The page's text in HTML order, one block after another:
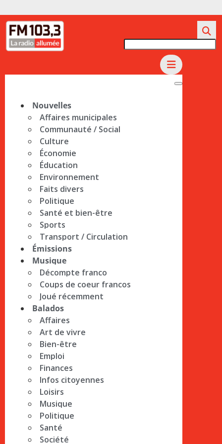
Nouvelles
Affaires municipales
Communauté / Social
Culture
Économie
Éducation
Environnement
Faits divers
Politique
Santé et bien-être
Sports
Transport / Circulation
Émissions
Musique
Décompte franco
Coups de coeur francos
Joué récemment
Balados
Affaires
Art de vivre
Bien-être
Emploi
Finances
Infos citoyennes
Loisirs
Musique
Politique
Santé
Société